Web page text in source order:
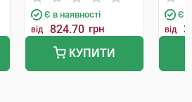
Є в наявності
від 824.70 грн
КУПИТИ
Є в
від